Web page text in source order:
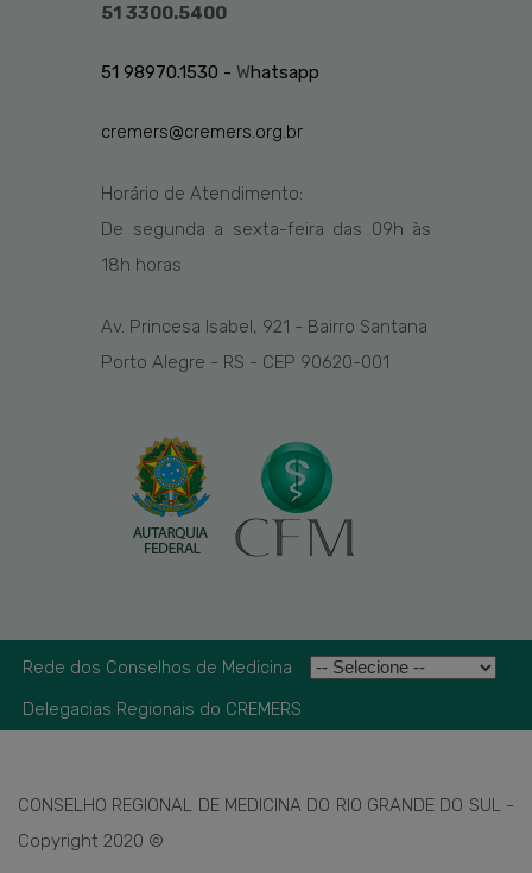
51 3300.5400
51 98970.1530 - Whatsapp
cremers@cremers.org.br
Horário de Atendimento:
De segunda a sexta-feira das 09h às
18h horas
Av. Princesa Isabel, 921 - Bairro Santana
Porto Alegre - RS - CEP 90620-001
Rede dos Conselhos de Medicina
Delegacias Regionais do CREMERS
CONSELHO REGIONAL DE MEDICINA DO RIO GRANDE DO SUL -
Copyright 2020 ©